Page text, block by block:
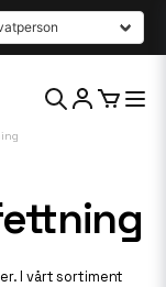
I vårt sortiment